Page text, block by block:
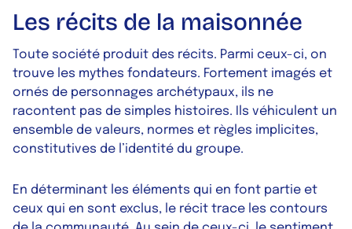
Les récits de la maisonnée
Toute société produit des récits. Parmi ceux-ci, on
trouve les mythes fondateurs. Fortement imagés et
ornés de personnages archétypaux, ils ne
racontent pas de simples histoires. Ils véhiculent un
ensemble de valeurs, normes et règles implicites,
constitutives de l’identité du groupe.
En déterminant les éléments qui en font partie et
ceux qui en sont exclus, le récit trace les contours